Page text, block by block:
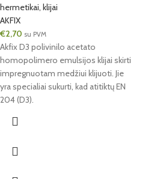
hermetikai, klijai
AKFIX
€2,70 su PVM
Akfix D3 polivinilo acetato
homopolimero emulsijos klijai skirti
impregnuotam medžiui klijuoti. Jie
yra specialiai sukurti, kad atitiktų EN
204 (D3).